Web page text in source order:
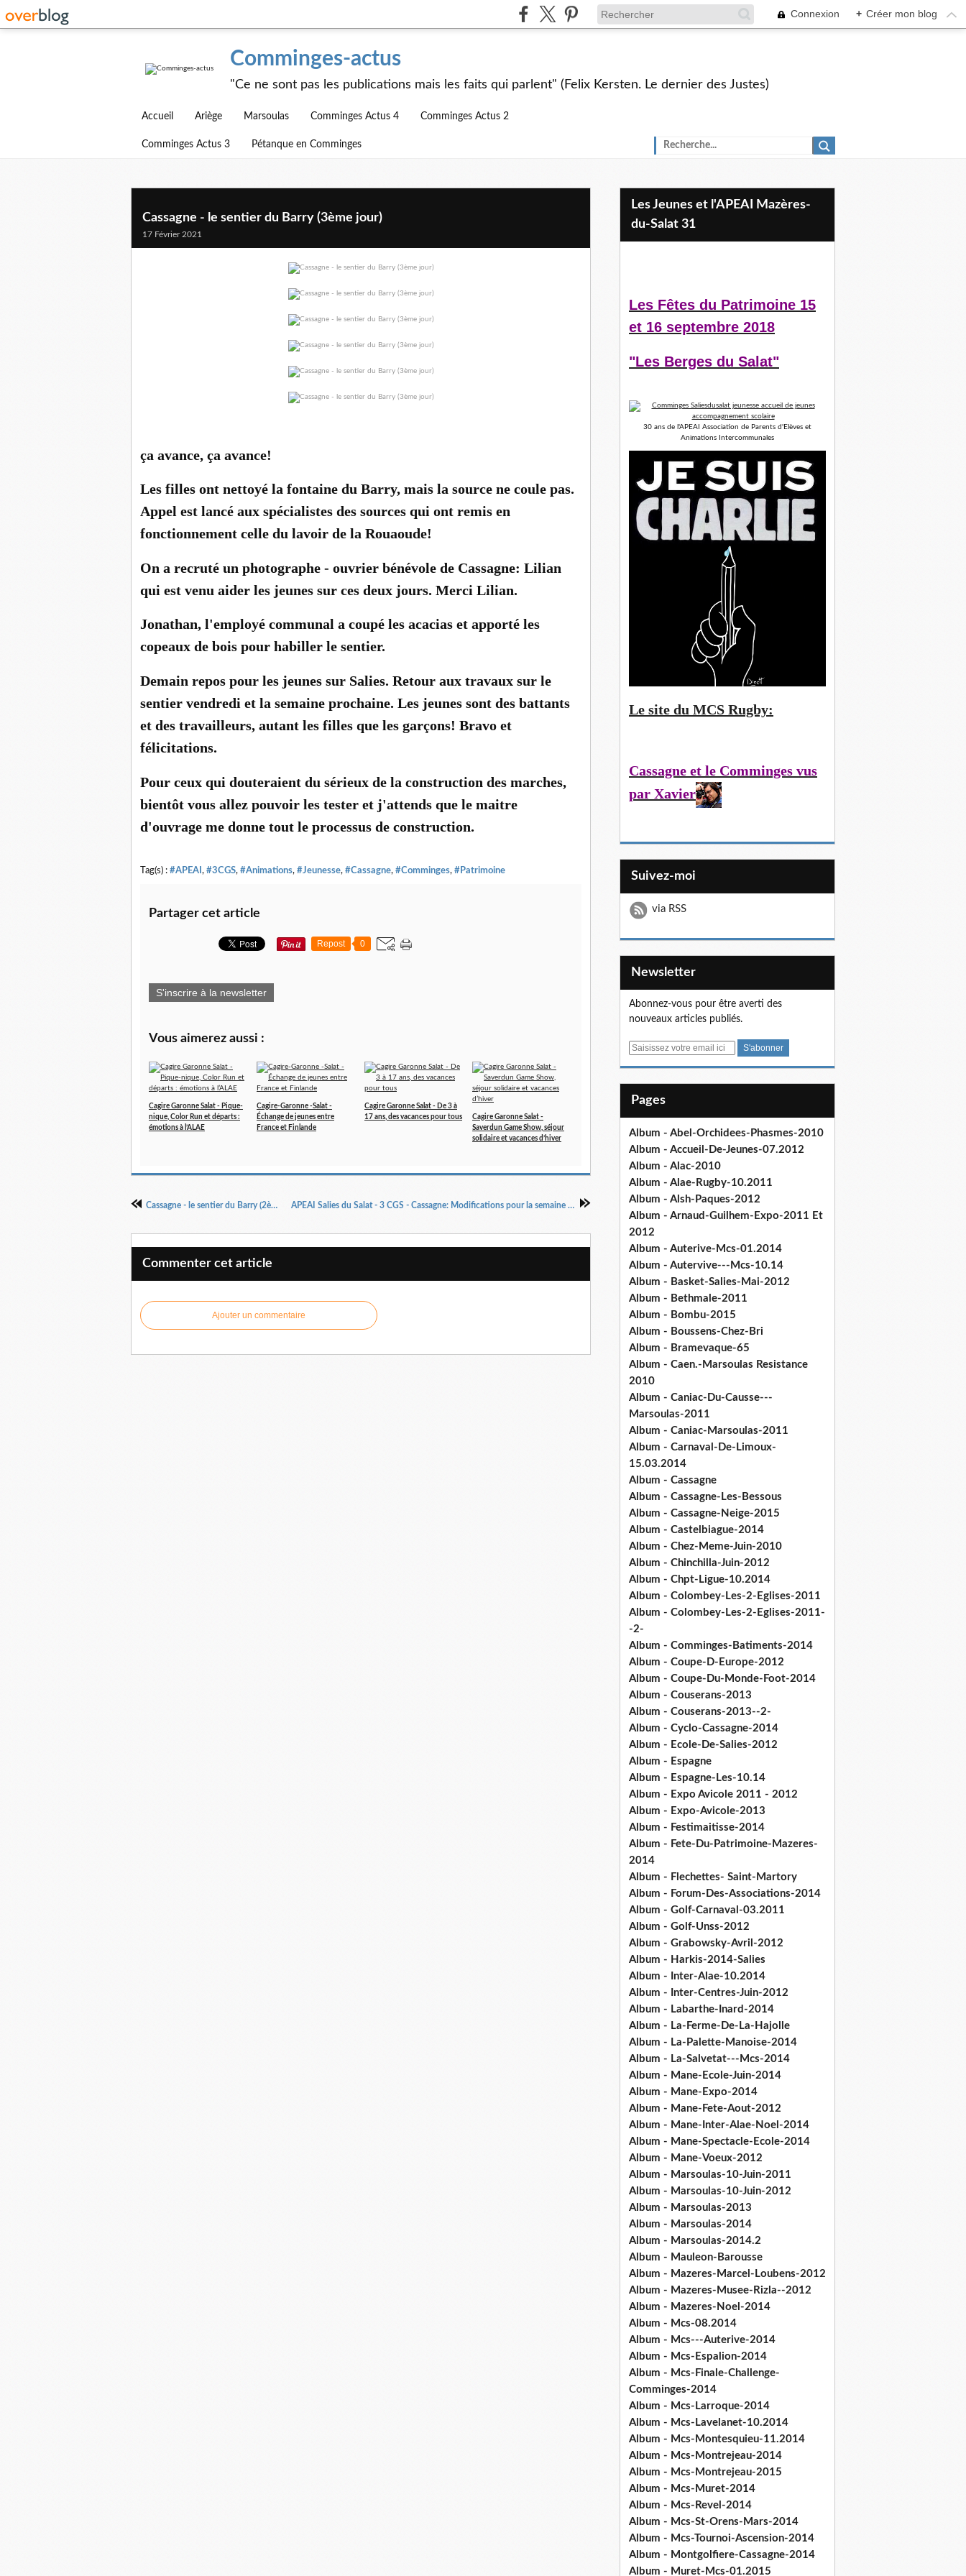
Connexion + Créer mon blog
Comminges-actus
"Ce ne sont pas les publications mais les faits qui parlent" (Felix Kersten. Le dernier des Justes)
Accueil Ariège Marsoulas Comminges Actus 4 Comminges Actus 2
Comminges Actus 3 Pétanque en Comminges
Cassagne - le sentier du Barry (3ème jour)
17 Février 2021
ça avance, ça avance!
Les filles ont nettoyé la fontaine du Barry, mais la source ne coule pas.
Appel est lancé aux spécialistes des sources qui ont remis en
fonctionnement celle du lavoir de la Rouaoude!
On a recruté un photographe - ouvrier bénévole de Cassagne: Lilian
qui est venu aider les jeunes sur ces deux jours. Merci Lilian.
Jonathan, l'employé communal a coupé les acacias et apporté les
copeaux de bois pour habiller le sentier.
Demain repos pour les jeunes sur Salies. Retour aux travaux sur le
sentier vendredi et la semaine prochaine. Les jeunes sont des battants
et des travailleurs, autant les filles que les garçons! Bravo et
félicitations.
Pour ceux qui douteraient du sérieux de la construction des marches,
bientôt vous allez pouvoir les tester et j'attends que le maitre
d'ouvrage me donne tout le processus de construction.
Tag(s) : #APEAI , #3CGS, #Animations, #Jeunesse, #Cassagne, #Comminges, #Patrimoine
Partager cet article
Repost 0
S'inscrire à la newsletter
Vous aimerez aussi :
Cagire Garonne Salat - Pique-
nique, Color Run et départs :
émotions à l’ALAE
Cagire-Garonne -Salat -
Échange de jeunes entre
France et Finlande
Cagire Garonne Salat - De 3 à
17 ans, des vacances pour tous
Cagire Garonne Salat -
Saverdun Game Show, séjour
solidaire et vacances d’hiver
Cassagne - le sentier du Barry (2ème jour) APEAI Salies du Salat - 3 CGS - Cassagne: Modifications pour la semaine du 22 au 26
Commenter cet article
Ajouter un commentaire
Les Jeunes et l'APEAI Mazères-
du-Salat 31
Les Fêtes du Patrimoine 15
et 16 septembre 2018
"Les Berges du Salat"
30 ans de l'APEAI Association de Parents d'Elèves et
Animations Intercommunales
Le site du MCS Rugby:
Cassagne et le Comminges vus
par Xavier
Suivez-moi
via RSS
Newsletter
Abonnez-vous pour être averti des
nouveaux articles publiés.
E
Pages
Album - Abel-Orchidees-Phasmes-2010
Album - Accueil-De-Jeunes-07.2012
Album - Alac-2010
Album - Alae-Rugby-10.2011
Album - Alsh-Paques-2012
Album - Arnaud-Guilhem-Expo-2011 Et
2012
Album - Auterive-Mcs-01.2014
Album - Autervive---Mcs-10.14
Album - Basket-Salies-Mai-2012
Album - Bethmale-2011
Album - Bombu-2015
Album - Boussens-Chez-Bri
Album - Bramevaque-65
Album - Caen.-Marsoulas Resistance
2010
Album - Caniac-Du-Causse---
Marsoulas-2011
Album - Caniac-Marsoulas-2011
Album - Carnaval-De-Limoux-
15.03.2014
Album - Cassagne
Album - Cassagne-Les-Bessous
Album - Cassagne-Neige-2015
Album - Castelbiague-2014
Album - Chez-Meme-Juin-2010
Album - Chinchilla-Juin-2012
Album - Chpt-Ligue-10.2014
Album - Colombey-Les-2-Eglises-2011
Album - Colombey-Les-2-Eglises-2011-
-2-
Album - Comminges-Batiments-2014
Album - Coupe-D-Europe-2012
Album - Coupe-Du-Monde-Foot-2014
Album - Couserans-2013
Album - Couserans-2013--2-
Album - Cyclo-Cassagne-2014
Album - Ecole-De-Salies-2012
Album - Espagne
Album - Espagne-Les-10.14
Album - Expo Avicole 2011 - 2012
Album - Expo-Avicole-2013
Album - Festimaitisse-2014
Album - Fete-Du-Patrimoine-Mazeres-
2014
Album - Flechettes- Saint-Martory
Album - Forum-Des-Associations-2014
Album - Golf-Carnaval-03.2011
Album - Golf-Unss-2012
Album - Grabowsky-Avril-2012
Album - Harkis-2014-Salies
Album - Inter-Alae-10.2014
Album - Inter-Centres-Juin-2012
Album - Labarthe-Inard-2014
Album - La-Ferme-De-La-Hajolle
Album - La-Palette-Manoise-2014
Album - La-Salvetat---Mcs-2014
Album - Mane-Ecole-Juin-2014
Album - Mane-Expo-2014
Album - Mane-Fete-Aout-2012
Album - Mane-Inter-Alae-Noel-2014
Album - Mane-Spectacle-Ecole-2014
Album - Mane-Voeux-2012
Album - Marsoulas-10-Juin-2011
Album - Marsoulas-10-Juin-2012
Album - Marsoulas-2013
Album - Marsoulas-2014
Album - Marsoulas-2014.2
Album - Mauleon-Barousse
Album - Mazeres-Marcel-Loubens-2012
Album - Mazeres-Musee-Rizla--2012
Album - Mazeres-Noel-2014
Album - Mcs-08.2014
Album - Mcs---Auterive-2014
Album - Mcs-Espalion-2014
Album - Mcs-Finale-Challenge-
Comminges-2014
Album - Mcs-Larroque-2014
Album - Mcs-Lavelanet-10.2014
Album - Mcs-Montesquieu-11.2014
Album - Mcs-Montrejeau-2014
Album - Mcs-Montrejeau-2015
Album - Mcs-Muret-2014
Album - Mcs-Revel-2014
Album - Mcs-St-Orens-Mars-2014
Album - Mcs-Tournoi-Ascension-2014
Album - Montgolfiere-Cassagne-2014
Album - Muret-Mcs-01.2015